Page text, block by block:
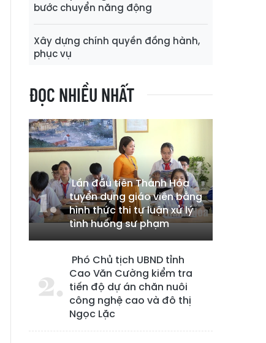
bước chuyển năng động
Xây dựng chính quyền đồng hành,
phục vụ
ĐỌC NHIỀU NHẤT
Lần đầu tiên Thanh Hóa
tuyển dụng giáo viên bằng
hình thức thi tự luận xử lý
tình huống sư phạm
Phó Chủ tịch UBND tỉnh
Cao Văn Cường kiểm tra
tiến độ dự án chăn nuôi
công nghệ cao và đô thị
Ngọc Lặc